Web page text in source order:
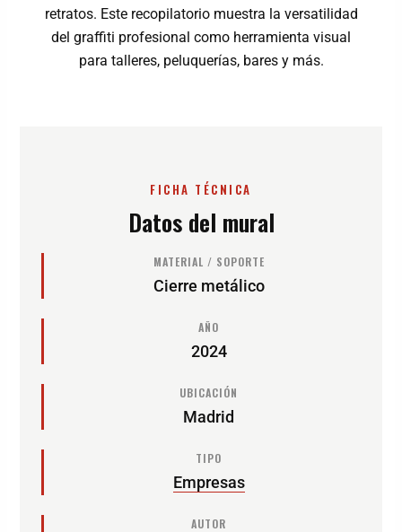
retratos. Este recopilatorio muestra la versatilidad
del graffiti profesional como herramienta visual
para talleres, peluquerías, bares y más.
FICHA TÉCNICA
Datos del mural
MATERIAL / SOPORTE
Cierre metálico
AÑO
2024
UBICACIÓN
Madrid
TIPO
Empresas
AUTOR